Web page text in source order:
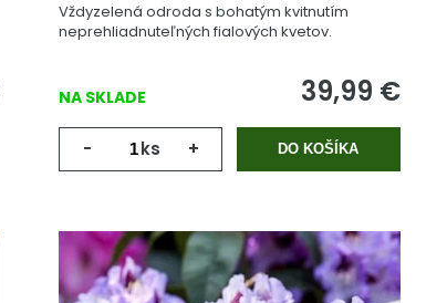
Vždyzelená odroda s bohatým kvitnutím
neprehliadnuteľných fialových kvetov.
NA SKLADE 39,99 €
- ks + DO KOŠÍKA